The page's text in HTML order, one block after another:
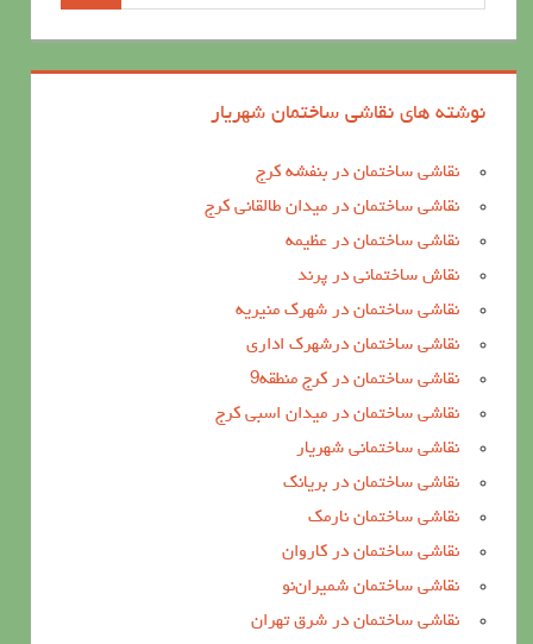
نوشته های نقاشی ساختمان شهریار
نقاشی ساختمان در بنفشه کرج
نقاشی ساختمان در میدان طالقانی کرج
نقاشی ساختمان در عظیمه
نقاش ساختمانی در پرند
نقاشی ساختمان در شهرک منیریه
نقاشی ساختمان درشهرک اداری
نقاشی ساختمان در کرج منطقه9
نقاشی ساختمان در میدان اسبی کرج
نقاشی ساختمانی شهریار
نقاشی ساختمان در بریانک
نقاشی ساختمان نارمک
نقاشی ساختمان در کاروان
نقاشی ساختمان شمیران‌نو
نقاشی ساختمان در شرق تهران